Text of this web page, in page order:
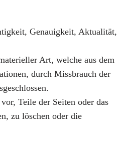
Genauigkeit, Aktualität,
Art, welche aus dem
durch Missbrauch der
Teile der Seiten oder das
zu löschen oder die